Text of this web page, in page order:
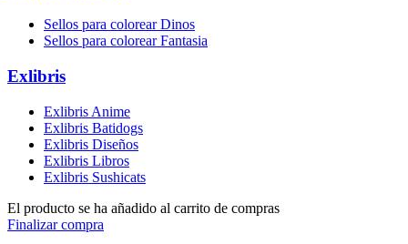
Sellos para colorear Dinos
Sellos para colorear Fantasia
Exlibris
Exlibris Anime
Exlibris Batidogs
Exlibris Diseños
Exlibris Libros
Exlibris Sushicats
El producto se ha añadido al carrito de compras
Finalizar compra